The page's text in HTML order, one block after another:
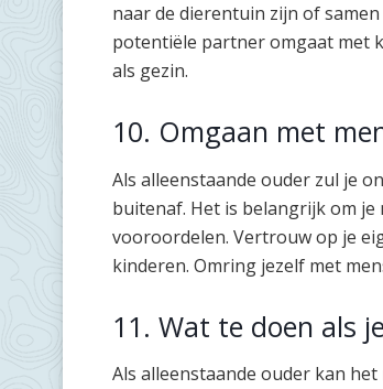
naar de dierentuin zijn of
potentiële partner omgaat met
als gezin.
10. Omgaan met
Als alleenstaande ouder zul je
buitenaf. Het is belangrijk om
vooroordelen. Vertrouw op je
kinderen. Omring jezelf met
11. Wat te doen als
Als alleenstaande ouder kan